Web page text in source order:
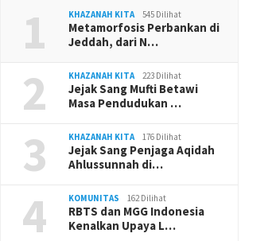
1 KHAZANAH KITA 545 Dilihat
Metamorfosis Perbankan di
Jeddah, dari N…
2 KHAZANAH KITA 223 Dilihat
Jejak Sang Mufti Betawi
Masa Pendudukan …
3 KHAZANAH KITA 176 Dilihat
Jejak Sang Penjaga Aqidah
Ahlussunnah di…
4 KOMUNITAS 162 Dilihat
RBTS dan MGG Indonesia
Kenalkan Upaya L…